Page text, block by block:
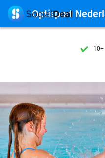
7 dagen
10+
7 dagen
10+
 Optisport